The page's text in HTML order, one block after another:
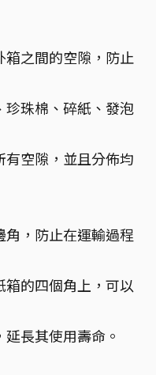
箱之間的空隙，防止
珍珠棉、碎紙、發泡
空隙，並且分佈均
角，防止在運輸過程
的四個角上，可以
長其使用壽命。